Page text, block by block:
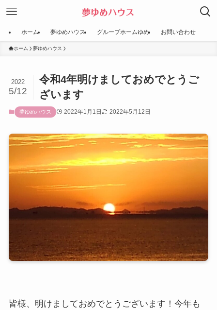
ホーム 夢ゆめハウス グループホームゆめ お問い合わせ
ホーム 夢ゆめハウス
令和4年明けましておめでとうご
ざいます
2022
5/12
夢ゆめハウス 2022年1月1日 2022年5月12日
皆様、明けましておめでとうございます！今年も